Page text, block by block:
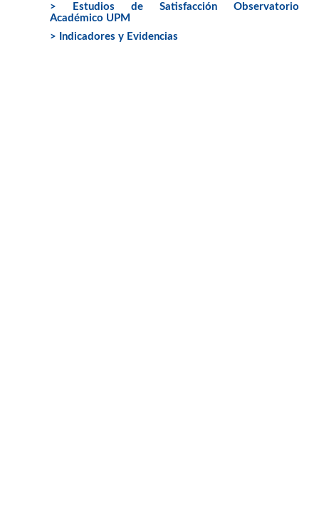
> Estudios de Satisfacción Observatorio
Académico UPM
> Indicadores y Evidencias